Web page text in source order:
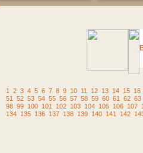
1 2 3 4 5 6 7 8 9 10 11 12 13 14 15 16
51
52 53 54 55 56 57 58 59 60 61 62 63
98 99 100 101 102 103 104 105 106 107
134 135 136 137 138 139 140 141 142